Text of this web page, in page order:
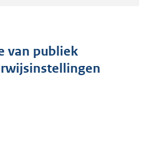
s
g
van publiek